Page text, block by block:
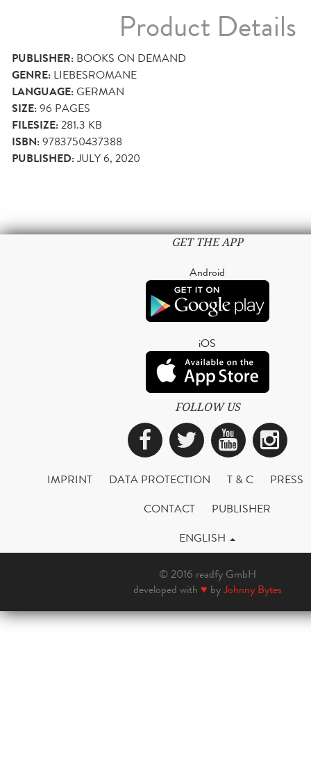
Product Details
PUBLISHER: BOOKS ON DEMAND
GENRE: LIEBESROMANE
LANGUAGE:GERMAN
SIZE:96 PAGES
FILESIZE:281.3 KB
ISBN:9783750437388
PUBLISHED:JULY 6, 2020
GET THE APP
Android
iOS
FOLLOW US
Facebook
Twitter
IMPRINT DATA PROTECTION T & C
PRESS
CONTACT
PUBLISHER
ENGLISH
© 2016 readfy GmbH
developed with ♥ byJohnny Bytes